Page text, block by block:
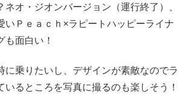
ネオ・ジオンバージョン（運行終了）、
いＰｅａｃｈ×ラピートハッピーライナ
も面白い！
に乗りたいし、デザインが素敵なのでラ
いるところを写真に撮るのも楽しそう！